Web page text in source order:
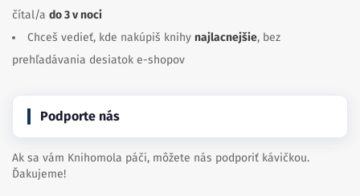
čítal/a do 3 v noci
Chceš vedieť, kde nakúpiš knihy najlacnejšie, bez
prehľadávania desiatok e-shopov
Podporte nás
Ak sa vám Knihomola páči, môžete nás podporiť kávičkou.
Ďakujeme!